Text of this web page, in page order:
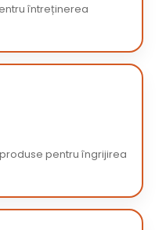
întreținerea
pentru îngrijirea